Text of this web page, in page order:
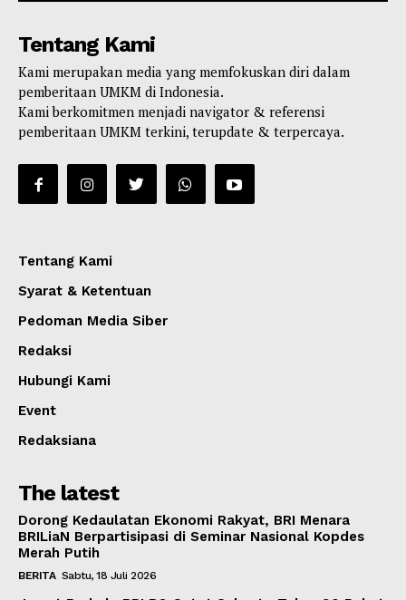
Tentang Kami
Kami merupakan media yang memfokuskan diri dalam
pemberitaan UMKM di Indonesia.
Kami berkomitmen menjadi navigator & referensi
pemberitaan UMKM terkini, terupdate & terpercaya.
Tentang Kami
Syarat & Ketentuan
Pedoman Media Siber
Redaksi
Hubungi Kami
Event
Redaksiana
The latest
Dorong Kedaulatan Ekonomi Rakyat, BRI Menara
BRILiaN Berpartisipasi di Seminar Nasional Kopdes
Merah Putih
BERITA Sabtu, 18 Juli 2026